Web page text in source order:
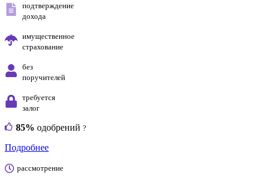
подтверждение
дохода
имущественное
страхование
без
поручителей
требуется
залог
85% одобрений ?
Подробнее
рассмотрение